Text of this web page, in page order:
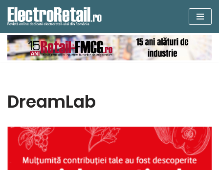
Sari
la
conținut
DreamLab